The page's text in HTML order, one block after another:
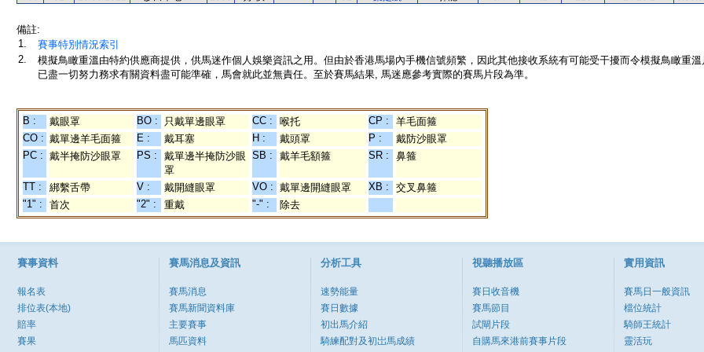
備註:
1.
賽事特別情況索引
2.
模擬鳥瞰重溫由特約供應商提供，供馬迷作個人娛樂資訊之用。但由於香港馬場內手機信號頻繁，因此其他接收系統有可能受干擾而令模擬鳥瞰重
已盡一切努力務求有關資料盡可能準確，馬會就此並無責任。至於賽馬結果, 馬迷應參考實際的賽馬片段為準。
B : 戴眼罩 BO : 只戴單邊眼罩 CC : 喉托 CP :
羊毛面箍
CO : 戴單邊羊毛面箍 E : 戴耳塞 H : 戴頭罩 P :
戴防沙眼罩
PC : 戴半掩防沙眼罩 PS :
戴單邊半掩防沙眼
罩
SB : 戴羊毛額箍 SR : 鼻箍
TT : 綁繫舌帶 V : 戴開縫眼罩 VO : 戴單邊開縫眼罩 XB :
交叉鼻箍
"1" :
首次 "2" : 重戴 "-" : 除去
賽事資料
報名表
排位表(本地)
賠率
賽果
賽馬消息及資訊
賽馬消息
賽馬新聞資料庫
主要賽事
馬匹資料
分析工具
速勢能量
賽日數據
初出馬介紹
騎練配對及初岀馬成績
視聽播放區
賽日收音機
賽馬節目
試閘片段
自購馬來港前賽事片段
實用資訊
賽馬日一般資訊
檔位統計
騎師王統計
靈活玩